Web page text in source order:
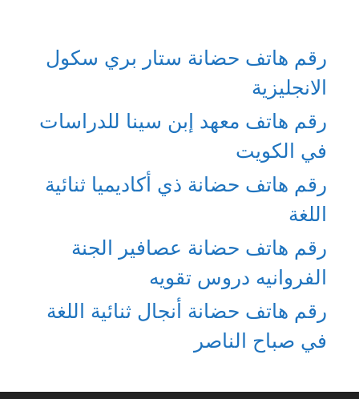
رقم هاتف حضانة ستار بري سكول
الانجليزية
رقم هاتف معهد إبن سينا للدراسات
في الكويت
رقم هاتف حضانة ذي أكاديميا ثنائية
اللغة
رقم هاتف حضانة عصافير الجنة
الفروانيه دروس تقويه
رقم هاتف حضانة أنجال ثنائية اللغة
في صباح الناصر